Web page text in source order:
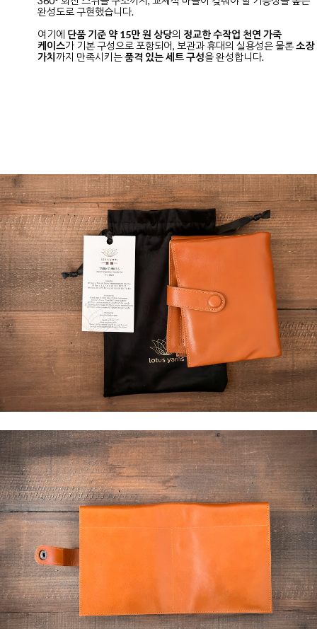
완성도로 구현했습니다.
여기에 단품 기준 약 15만 원 상당의 정교한 수작업 천연 가죽
케이스가 기본 구성으로 포함되어, 보관과 휴대의 실용성은 물론소장
가치 까지 만족시키는품격 있는 세트 구성을 완성합니다.